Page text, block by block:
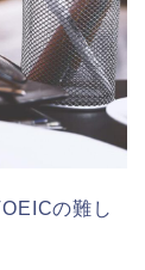
の難し